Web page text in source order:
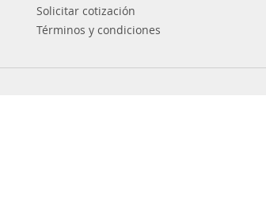
Solicitar cotización
Términos y condiciones